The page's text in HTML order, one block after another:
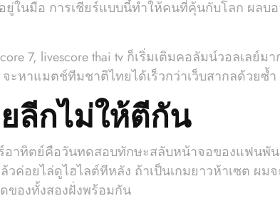
ในมือ การเชียร์แบบนี้ทำให้คนที่คุ้นกับโลก ผลบ
7, livescore thai tv ก็เริ่มเติมคอลัมน์วอลเล
ะหาแมตช์ทีมชาติไทยได้เร็วกว่าเว็บสากลด้วยซ้ำ
ลีกไม่ให้ตีกัน
อาทิตย์คือวันทดสอบทักษะสลับหน้าจอของแฟนพั
ค่อยไล่ดูไฮไลต์ทีหลัง ถ้าเป็นเกมยาวห้าเซต ผม
ของทั้งสองฝั่งพร้อมกัน